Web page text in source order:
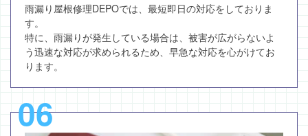
雨漏り屋根修理DEPOでは、最短即日の対応をしておりま
す。
特に、雨漏りが発生している場合は、被害が広がらないよ
う迅速な対応が求められるため、早急な対応を心がけてお
ります。
06